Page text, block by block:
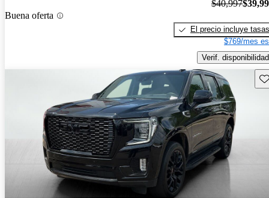
Buena oferta
$40,997
El precio incluye tasas
$769/mes
Verif. disponibilidad